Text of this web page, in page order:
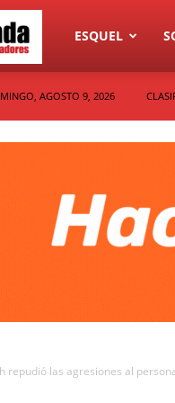
Diario
ESQUEL
AGOSTO 9, 2026
repudió las agresiones al